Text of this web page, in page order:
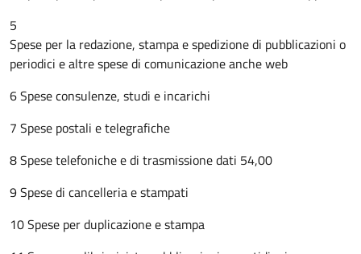
5
Spese per la redazione, stampa e spedizione di pubblicazioni o
periodici e altre spese di comunicazione anche web
6 Spese consulenze, studi e incarichi
7 Spese postali e telegrafiche
8 Spese telefoniche e di trasmissione dati 54,00
9 Spese di cancelleria e stampati
10 Spese per duplicazione e stampa